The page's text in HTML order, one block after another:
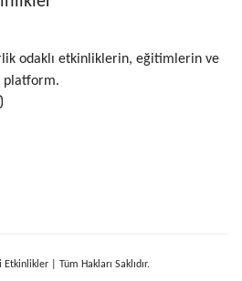
odaklı etkinliklerin, eğitimlerin ve
platform.
| Tüm Hakları Saklıdır.